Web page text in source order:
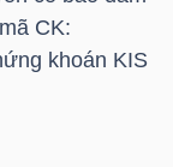
CK:
khoán KIS